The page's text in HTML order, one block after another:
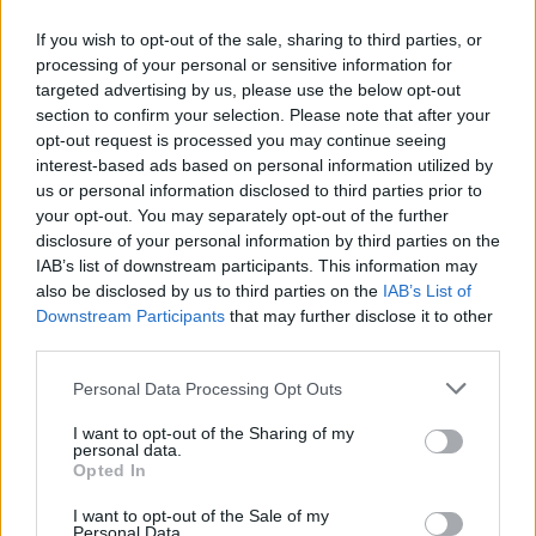
If you wish to opt-out of the sale, sharing to third parties, or
processing of your personal or sensitive information for
targeted advertising by us, please use the below opt-out
section to confirm your selection. Please note that after your
opt-out request is processed you may continue seeing
interest-based ads based on personal information utilized by
us or personal information disclosed to third parties prior to
your opt-out. You may separately opt-out of the further
disclosure of your personal information by third parties on the
IAB’s list of downstream participants. This information may
also be disclosed by us to third parties on the IAB’s List of
Downstream Participants that may further disclose it to other
Personal Data Processing Opt Outs
I want to opt-out of the Sharing of my
personal data.
Opted In
I want to opt-out of the Sale of my
Már csak két napig lehet jelentkezni a
figyelmet az Oktatási Hivatal.
Közoktatás